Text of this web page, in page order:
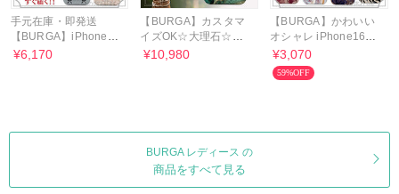
手元在庫・即発送
【BURGA】iPhone17
MagSafe対応 Toughケ
¥6,170
【BURGA】カスタマ
イズOK☆大理石☆ス
マホケース各種〇追跡
¥10,980
【BURGA】かわいい
オシャレ iPhone16
Pro Toughケース 送関
込
¥3,070
59%OFF
BURGA レディース の
商品をすべて見る